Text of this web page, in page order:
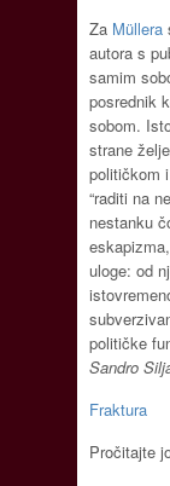
Za Müllera
autora s
samim
posrednik
sobom.
strane
političkom
“raditi na
nestanku
uloge: od
političke
Sandro
Fraktura
Pročitajte